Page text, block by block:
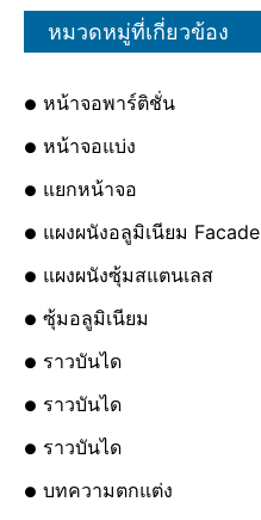
หมวดหมู่ที่เกี่ยวข้อง
หน้าจอพาร์ติชั่น
หน้าจอแบ่ง
แยกหน้าจอ
แผงผนังอลูมิเนียม Facade
แผงผนังซุ้มสแตนเลส
ซุ้มอลูมิเนียม
ราวบันได
ราวบันได
ราวบันได
บทความตกแต่ง